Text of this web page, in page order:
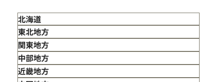
北海道
東北地方
青森県
岩手県
宮城県
関東地方
東京都
神奈川県
中部地方
新潟県
近畿地方